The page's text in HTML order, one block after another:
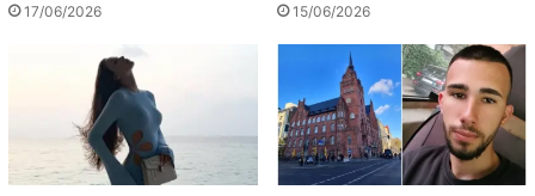
17/06/2026 15/06/2026